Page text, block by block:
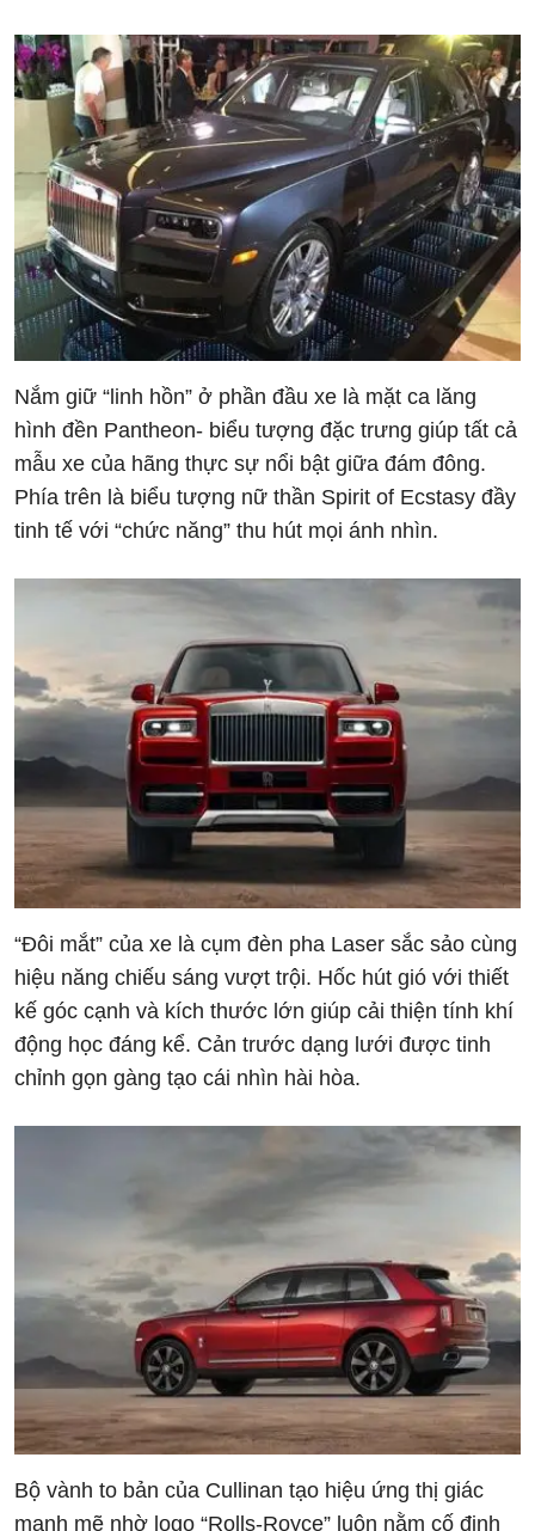
Nắm giữ “linh hồn” ở phần đầu xe là mặt ca lăng
hình đền Pantheon- biểu tượng đặc trưng giúp tất cả
mẫu xe của hãng thực sự nổi bật giữa đám đông.
Phía trên là biểu tượng nữ thần Spirit of Ecstasy đầy
tinh tế với “chức năng” thu hút mọi ánh nhìn.
“Đôi mắt” của xe là cụm đèn pha Laser sắc sảo cùng
hiệu năng chiếu sáng vượt trội. Hốc hút gió với thiết
kế góc cạnh và kích thước lớn giúp cải thiện tính khí
động học đáng kể. Cản trước dạng lưới được tinh
chỉnh gọn gàng tạo cái nhìn hài hòa.
Bộ vành to bản của Cullinan tạo hiệu ứng thị giác
mạnh mẽ nhờ logo “Rolls-Royce” luôn nằm cố định